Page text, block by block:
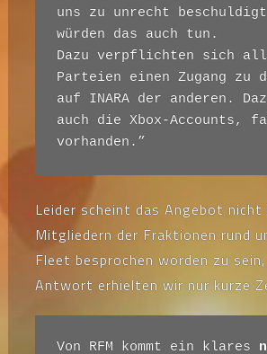
uns zu unrecht
würden das auch tun.
Dazu verpflichten sich
Parteien einen Zugang zu
auf INARA der anderen.
auch die Xbox-Accounts,
vorhanden.”
Leider scheint das Angebot nicht
Mitgliedern der Fraktionen rund
Fleet besprochen worden zu
Antwort erhielten wir nur kurze
Von RFM kommt ein klares